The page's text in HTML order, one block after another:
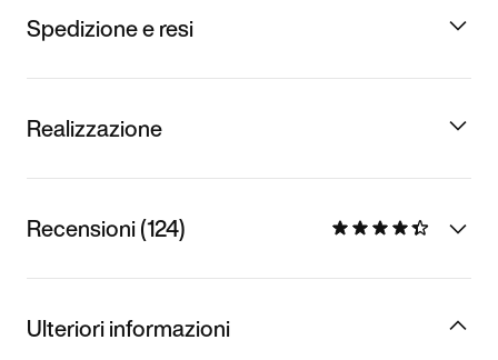
Spedizione e resi
Realizzazione
Recensioni (124)
Ulteriori informazioni